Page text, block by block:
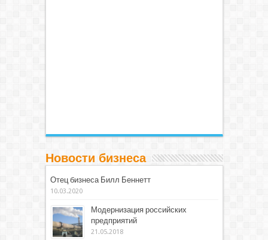
Новости бизнеса
Отец бизнеса Билл Беннетт
10.03.2020
Модернизация российских
предприятий
21.05.2018